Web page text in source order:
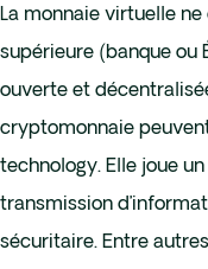
La monnaie virtuelle
supérieure (banque ou
ouverte et
cryptomonnaie
technology. Elle joue
transmission
sécuritaire. Entre